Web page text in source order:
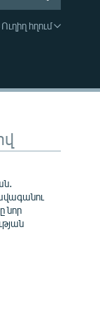
Ուղիղ հղում
նոր